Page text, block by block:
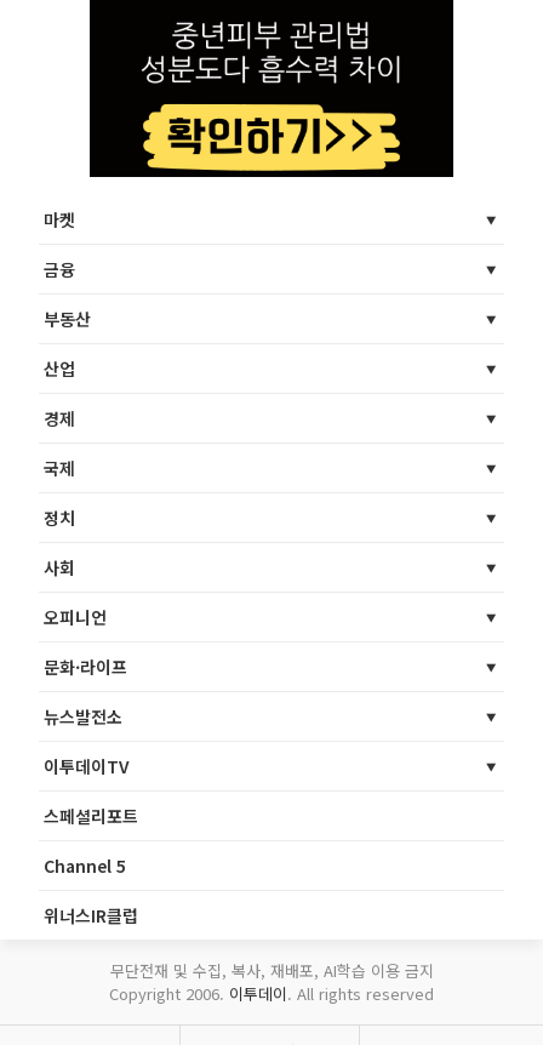
마켓
금융
부동산
산업
경제
국제
정치
사회
오피니언
문화·라이프
뉴스발전소
이투데이TV
스페셜리포트
Channel 5
위너스IR클럽
무단전재 및 수집, 복사, 재배포, AI학습 이용 금지
Copyright 2006. 이투데이. All rights reserved